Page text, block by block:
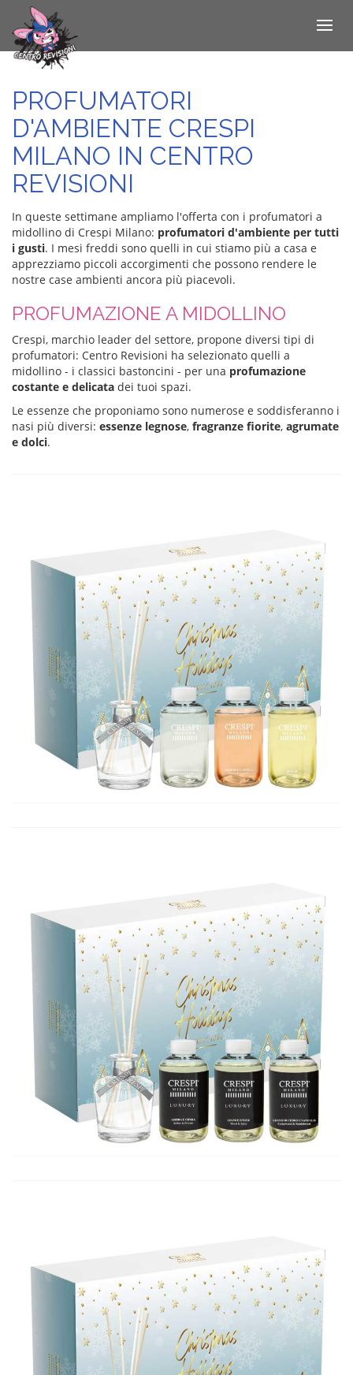
Salta
contenuto
principale
Toggle
PROFUMATORI
D'AMBIENTE CRESPI
MILANO IN CENTRO
REVISIONI
In queste settimane ampliamo l'offerta con i profumatori a
midollino di Crespi Milano: profumatori d'ambiente per tutti
i gusti. I mesi freddi sono quelli in cui stiamo più a casa e
apprezziamo piccoli accorgimenti che possono rendere le
nostre case ambienti ancora più piacevoli.
PROFUMAZIONE A MIDOLLINO
Crespi, marchio leader del settore, propone diversi tipi di
profumatori: Centro Revisioni ha selezionato quelli a
midollino - i classici bastoncini - per una profumazione
costante e delicata dei tuoi spazi.
Le essenze che proponiamo sono numerose e soddisferanno i
nasi più diversi: essenze legnose, fragranze fiorite, agrumate
e dolci.